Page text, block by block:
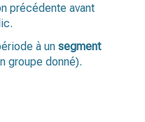
précédente avant
à un segment
groupe donné).